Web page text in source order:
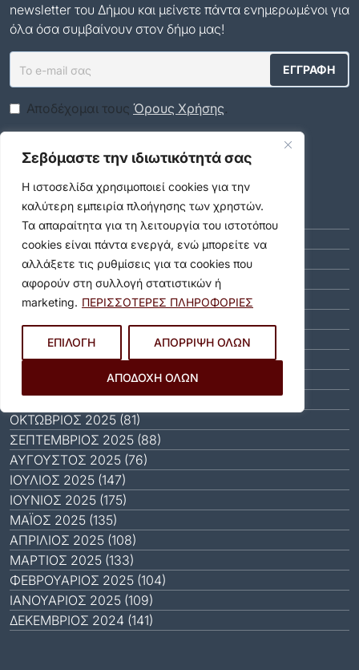
Σεβόμαστε την ιδιωτικότητά σας
Η ιστοσελίδα χρησιμοποιεί cookies για την
καλύτερη εμπειρία πλοήγησης των χρηστών.
Τα απαραίτητα για τη λειτουργία του ιστοτόπου
cookies είναι πάντα ενεργά, ενώ μπορείτε να
αλλάξετε τις ρυθμίσεις για τα cookies που
αφορούν στη συλλογή στατιστικών ή
marketing. ΠΕΡΙΣΣΟΤΕΡΕΣ ΠΛΗΡΟΦΟΡΙΕΣ
ΕΠΙΛΟΓΗ ΑΠΟΡΡΙΨΗ ΟΛΩΝ
ΑΠΟΔΟΧΗ ΟΛΩΝ
newsletter του Δήμου και μείνετε πάντα ενημερωμένοι για
όλα όσα συμβαίνουν στον δήμο μας!
Αποδέχομαι τους Όρους Χρήσης.
Αρχείο
ΑΎΓΟΥΣΤΟΣ 2026 (9)
ΙΟΎΛΙΟΣ 2026 (55)
ΙΟΎΝΙΟΣ 2026 (46)
ΜΆΙΟΣ 2026 (59)
ΑΠΡΊΛΙΟΣ 2026 (40)
ΦΕΒΡΟΥΆΡΙΟΣ 2026 (40)
ΙΑΝΟΥΆΡΙΟΣ 2026 (31)
ΔΕΚΈΜΒΡΙΟΣ 2025 (64)
ΝΟΈΜΒΡΙΟΣ 2025 (65)
ΟΚΤΏΒΡΙΟΣ 2025 (81)
ΣΕΠΤΈΜΒΡΙΟΣ 2025 (88)
ΑΎΓΟΥΣΤΟΣ 2025 (76)
ΙΟΎΛΙΟΣ 2025 (147)
ΙΟΎΝΙΟΣ 2025 (175)
ΜΆΙΟΣ 2025 (135)
ΑΠΡΊΛΙΟΣ 2025 (108)
ΜΆΡΤΙΟΣ 2025 (133)
ΦΕΒΡΟΥΆΡΙΟΣ 2025 (104)
ΙΑΝΟΥΆΡΙΟΣ 2025 (109)
ΔΕΚΈΜΒΡΙΟΣ 2024 (141)